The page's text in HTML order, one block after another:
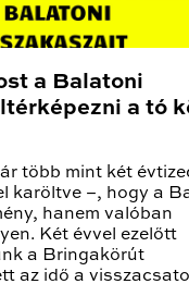
a Balatoni
a tó
több mint két
karöltve –, hogy a
hanem valóban
Két évvel ezelőtt
a Bringakörút
az idő a